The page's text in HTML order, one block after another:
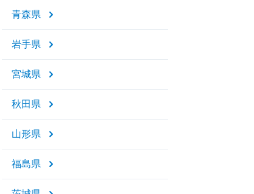
青森県
岩手県
宮城県
秋田県
山形県
福島県